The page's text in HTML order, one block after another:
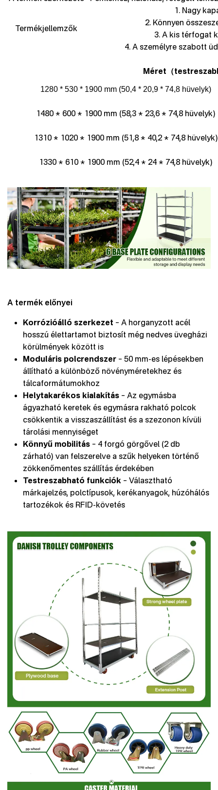
Termékjellemzők
1. Nagy
2. Könnyen
3. A kis térfogat
4. A személyre szabott
Méret （
1280 * 530 * 1900 mm (50,4 * 20,9 * 74,8 hüvelyk)
1480 * 600 * 1900 mm (58,3 * 23,6 * 74,8 hüvelyk)
1310 * 1020 * 1900 mm (51,8 * 40,2 * 74,8 hüvelyk)
1330 * 610 * 1900 mm (52,4 * 24 * 74,8 hüvelyk)
A termék előnyei
Korrózióálló szerkezet – A horganyzott acél
hosszú élettartamot biztosít még nedves üvegházi
körülmények között is
Moduláris polcrendszer – 50 mm-es lépésekben
állítható a különböző növényméretekhez és
tálcaformátumokhoz
Helytakarékos kialakítás – Az egymásba
ágyazható keretek és egymásra rakható polcok
csökkentik a visszaszállítást és a szezonon kívüli
tárolási mennyiséget
Könnyű mobilitás – 4 forgó görgővel (2 db
zárható) van felszerelve a szűk helyeken történő
zökkenőmentes szállítás érdekében
Testreszabható funkciók – Választható
márkajelzés, polctípusok, kerékanyagok, húzóhálós
tartozékok és RFID-követés